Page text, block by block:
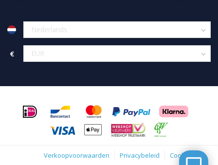
€
Verkoopvoorwaarden Privacybeleid Cookies